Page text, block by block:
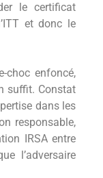
le certificat
et donc le
choc enfoncé,
suffit. Constat
dans les
responsable,
IRSA entre
l’adversaire